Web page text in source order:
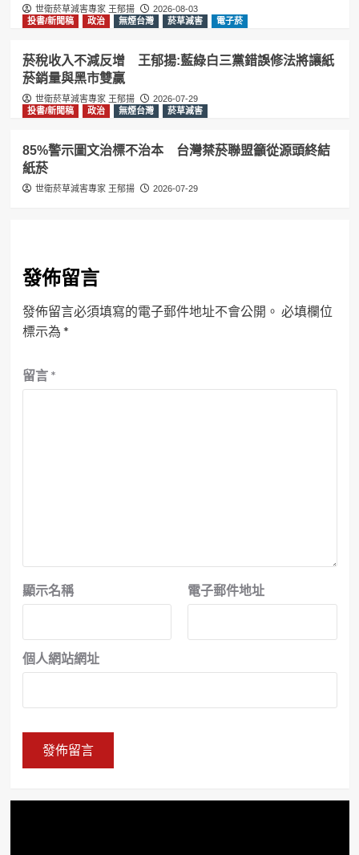
世衛菸草減害專家 王郁揚
2026-08-03
投書/新聞稿
政治 無煙台灣 菸草減害 電子菸
菸稅收入不減反增 王郁揚:藍綠白三黨錯誤修法將讓紙
菸銷量與黑市雙贏
世衛菸草減害專家 王郁揚
2026-07-29
投書/新聞稿
政治 無煙台灣 菸草減害
85%警示圖文治標不治本 台灣禁菸聯盟籲從源頭終結
紙菸
世衛菸草減害專家 王郁揚 2026-07-29
發佈留言
發佈留言必須填寫的電子郵件地址不會公開。 必填欄位
標示為 *
留言 *
顯示名稱 電子郵件地址
個人網站網址